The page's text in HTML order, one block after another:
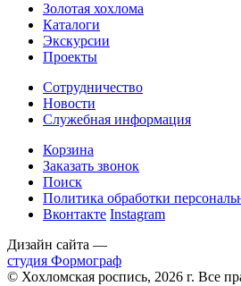
Золотая хохлома
Каталоги
Экскурсии
Проекты
Сотрудничество
Новости
Служебная информация
Корзина
Заказать звонок
Поиск
Политика обработки
Вконтакте Instagram
Дизайн сайта —
студия Формограф
© Хохломская роспись, 2026 г. Все